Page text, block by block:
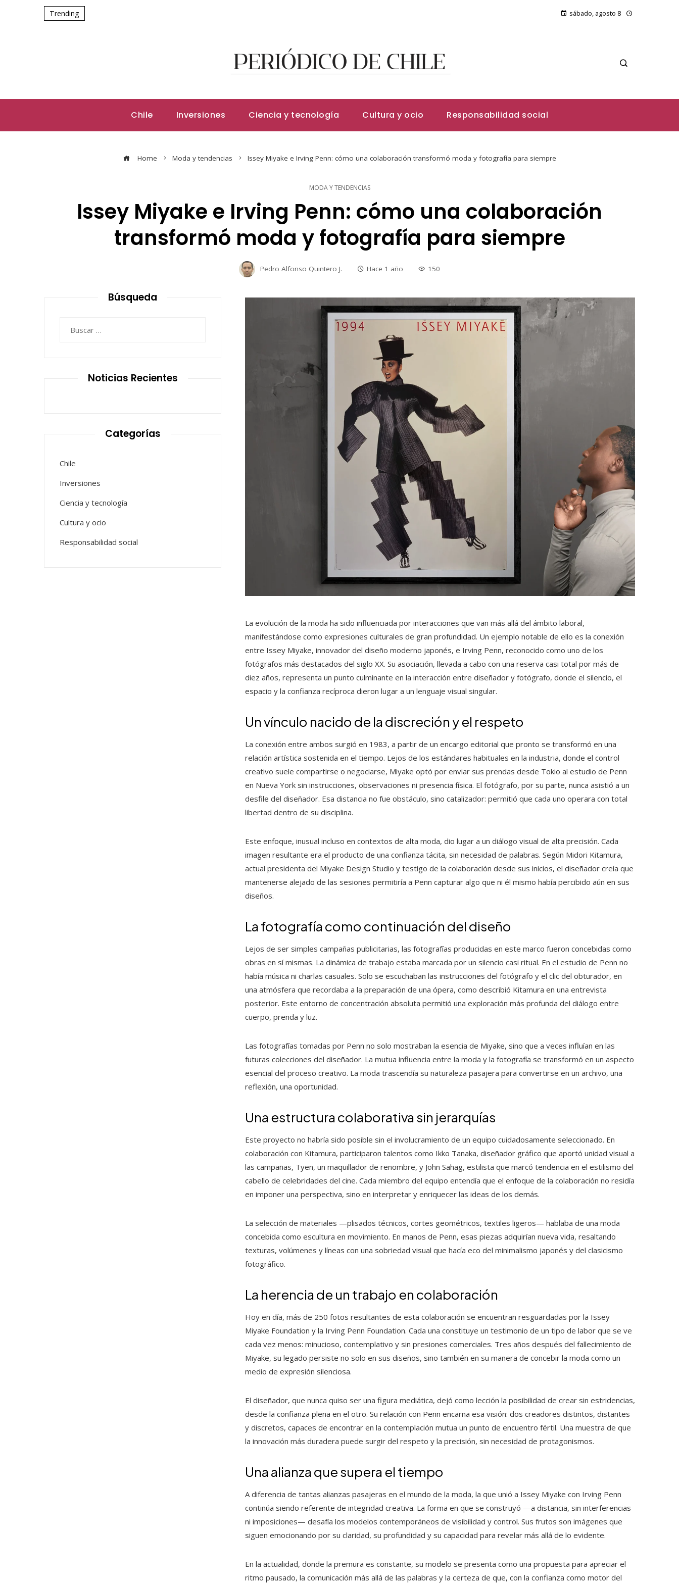
Trending sábado, agosto 8
Chile Inversiones Ciencia y tecnología Cultura y ocio Responsabilidad social
Home Moda y tendencias Issey Miyake e Irving Penn: cómo una colaboración transformó moda y fotografía para siempre
MODA Y TENDENCIAS
Issey Miyake e Irving Penn: cómo una colaboración
transformó moda y fotografía para siempre
Pedro Alfonso Quintero J. Hace 1 año 150
La evolución de la moda ha sido influenciada por interacciones que van más allá del ámbito laboral,
manifestándose como expresiones culturales de gran profundidad. Un ejemplo notable de ello es la conexión
entre Issey Miyake, innovador del diseño moderno japonés, e Irving Penn, reconocido como uno de los
fotógrafos más destacados del siglo XX. Su asociación, llevada a cabo con una reserva casi total por más de
diez años, representa un punto culminante en la interacción entre diseñador y fotógrafo, donde el silencio, el
espacio y la confianza recíproca dieron lugar a un lenguaje visual singular.
Un vínculo nacido de la discreción y el respeto
La conexión entre ambos surgió en 1983, a partir de un encargo editorial que pronto se transformó en una
relación artística sostenida en el tiempo. Lejos de los estándares habituales en la industria, donde el control
creativo suele compartirse o negociarse, Miyake optó por enviar sus prendas desde Tokio al estudio de Penn
en Nueva York sin instrucciones, observaciones ni presencia física. El fotógrafo, por su parte, nunca asistió a un
desfile del diseñador. Esa distancia no fue obstáculo, sino catalizador: permitió que cada uno operara con total
libertad dentro de su disciplina.
Este enfoque, inusual incluso en contextos de alta moda, dio lugar a un diálogo visual de alta precisión. Cada
imagen resultante era el producto de una confianza tácita, sin necesidad de palabras. Según Midori Kitamura,
actual presidenta del Miyake Design Studio y testigo de la colaboración desde sus inicios, el diseñador creía que
mantenerse alejado de las sesiones permitiría a Penn capturar algo que ni él mismo había percibido aún en sus
diseños.
La fotografía como continuación del diseño
Lejos de ser simples campañas publicitarias, las fotografías producidas en este marco fueron concebidas como
obras en sí mismas. La dinámica de trabajo estaba marcada por un silencio casi ritual. En el estudio de Penn no
había música ni charlas casuales. Solo se escuchaban las instrucciones del fotógrafo y el clic del obturador, en
una atmósfera que recordaba a la preparación de una ópera, como describió Kitamura en una entrevista
posterior. Este entorno de concentración absoluta permitió una exploración más profunda del diálogo entre
cuerpo, prenda y luz.
Las fotografías tomadas por Penn no solo mostraban la esencia de Miyake, sino que a veces influían en las
futuras colecciones del diseñador. La mutua influencia entre la moda y la fotografía se transformó en un aspecto
esencial del proceso creativo. La moda trascendía su naturaleza pasajera para convertirse en un archivo, una
reflexión, una oportunidad.
Una estructura colaborativa sin jerarquías
Este proyecto no habría sido posible sin el involucramiento de un equipo cuidadosamente seleccionado. En
colaboración con Kitamura, participaron talentos como Ikko Tanaka, diseñador gráfico que aportó unidad visual a
las campañas, Tyen, un maquillador de renombre, y John Sahag, estilista que marcó tendencia en el estilismo del
cabello de celebridades del cine. Cada miembro del equipo entendía que el enfoque de la colaboración no residía
en imponer una perspectiva, sino en interpretar y enriquecer las ideas de los demás.
La selección de materiales —plisados técnicos, cortes geométricos, textiles ligeros— hablaba de una moda
concebida como escultura en movimiento. En manos de Penn, esas piezas adquirían nueva vida, resaltando
texturas, volúmenes y líneas con una sobriedad visual que hacía eco del minimalismo japonés y del clasicismo
fotográfico.
La herencia de un trabajo en colaboración
Hoy en día, más de 250 fotos resultantes de esta colaboración se encuentran resguardadas por la Issey
Miyake Foundation y la Irving Penn Foundation. Cada una constituye un testimonio de un tipo de labor que se ve
cada vez menos: minucioso, contemplativo y sin presiones comerciales. Tres años después del fallecimiento de
Miyake, su legado persiste no solo en sus diseños, sino también en su manera de concebir la moda como un
medio de expresión silenciosa.
El diseñador, que nunca quiso ser una figura mediática, dejó como lección la posibilidad de crear sin estridencias,
desde la confianza plena en el otro. Su relación con Penn encarna esa visión: dos creadores distintos, distantes
y discretos, capaces de encontrar en la contemplación mutua un punto de encuentro fértil. Una muestra de que
la innovación más duradera puede surgir del respeto y la precisión, sin necesidad de protagonismos.
Una alianza que supera el tiempo
A diferencia de tantas alianzas pasajeras en el mundo de la moda, la que unió a Issey Miyake con Irving Penn
continúa siendo referente de integridad creativa. La forma en que se construyó —a distancia, sin interferencias
ni imposiciones— desafía los modelos contemporáneos de visibilidad y control. Sus frutos son imágenes que
siguen emocionando por su claridad, su profundidad y su capacidad para revelar más allá de lo evidente.
En la actualidad, donde la premura es constante, su modelo se presenta como una propuesta para apreciar el
ritmo pausado, la comunicación más allá de las palabras y la certeza de que, con la confianza como motor del
Búsqueda
Noticias Recientes
Categorías
Chile
Inversiones
Ciencia y tecnología
Cultura y ocio
Responsabilidad social